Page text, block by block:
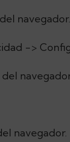
navegador.
->
navegador.